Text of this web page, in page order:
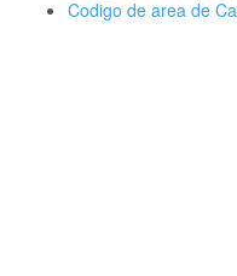
Codigo de area de